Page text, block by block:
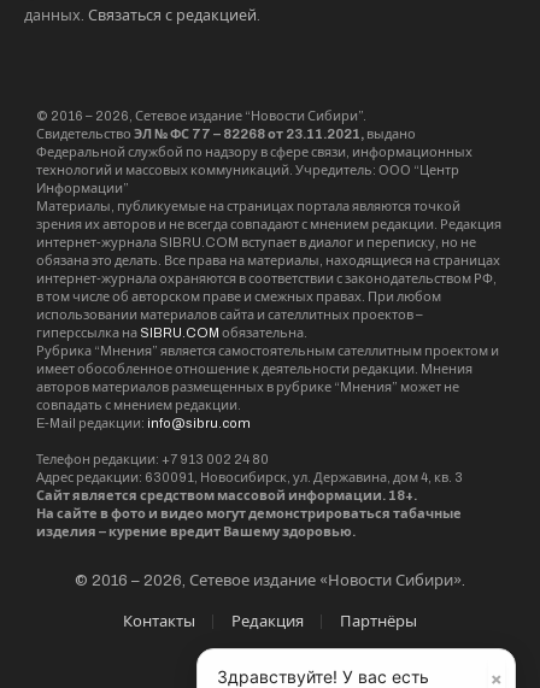
данных. Связаться с редакцией.
© 2016 – 2026, Сетевое издание “Новости Сибири”.
Свидетельство ЭЛ № ФС 77 – 82268 от 23.11.2021, выдано
Федеральной службой по надзору в сфере связи, информационных
технологий и массовых коммуникаций. Учредитель: ООО “Центр
Информации”
Материалы, публикуемые на страницах портала являются точкой
зрения их авторов и не всегда совпадают с мнением редакции. Редакция
интернет-журнала SIBRU.COM вступает в диалог и переписку, но не
обязана это делать. Все права на материалы, находящиеся на страницах
интернет-журнала охраняются в соответствии с законодательством РФ,
в том числе об авторском праве и смежных правах. При любом
использовании материалов сайта и сателлитных проектов –
гиперссылка на SIBRU.COM обязательна.
Рубрика “Мнения” является самостоятельным сателлитным проектом и
имеет обособленное отношение к деятельности редакции. Мнения
авторов материалов размещенных в рубрике “Мнения” может не
совпадать с мнением редакции.
E-Mail редакции: info@sibru.com
Телефон редакции: +7 913 002 24 80
Адрес редакции: 630091, Новосибирск, ул. Державина, дом 4, кв. 3
Сайт является средством массовой информации. 18+.
На сайте в фото и видео могут демонстрироваться табачные
изделия – курение вредит Вашему здоровью.
© 2016 – 2026, Сетевое издание «Новости Сибири».
Контакты Редакция Партнёры
×
Здравствуйте! У вас есть